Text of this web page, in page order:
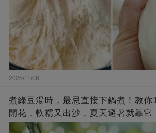
2025/11/06
煮綠豆湯時，最忌直接下鍋煮！教你
開花，軟糯又出沙，夏天避暑就靠它